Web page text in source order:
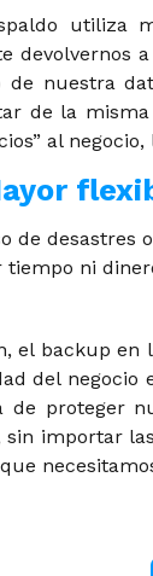
utiliza
devolvernos
de nuestra
de la misma
al
de desastres
tiempo ni
el backup en
del negocio
de proteger
sin importar